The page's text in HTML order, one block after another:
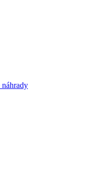
náhrady